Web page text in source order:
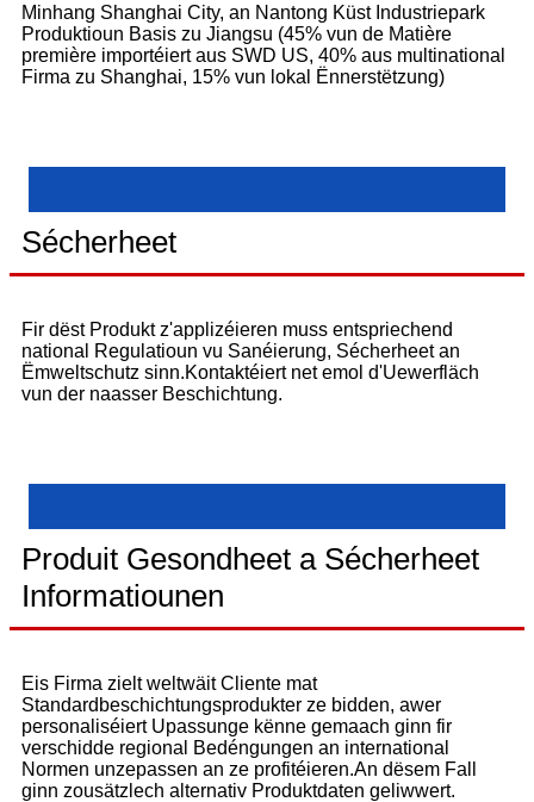
Minhang Shanghai City, an Nantong Küst Industriepark
Produktioun Basis zu Jiangsu (45% vun de Matière
première importéiert aus SWD US, 40% aus multinational
Firma zu Shanghai, 15% vun lokal Ënnerstëtzung)
Sécherheet
Fir dëst Produkt z'applizéieren muss entspriechend
national Regulatioun vu Sanéierung, Sécherheet an
Ëmweltschutz sinn.Kontaktéiert net emol d'Uewerfläch
vun der naasser Beschichtung.
Produit Gesondheet a Sécherheet
Informatiounen
Eis Firma zielt weltwäit Cliente mat
Standardbeschichtungsprodukter ze bidden, awer
personaliséiert Upassunge kënne gemaach ginn fir
verschidde regional Bedéngungen an international
Normen unzepassen an ze profitéieren.An dësem Fall
ginn zousätzlech alternativ Produktdaten geliwwert.